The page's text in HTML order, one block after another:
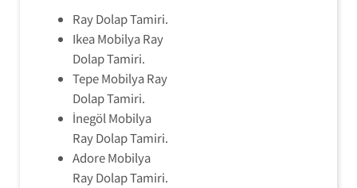
Ray Dolap Tamiri.
Ikea Mobilya Ray
Dolap Tamiri.
Tepe Mobilya Ray
Dolap Tamiri.
İnegöl Mobilya
Ray Dolap Tamiri.
Adore Mobilya
Ray Dolap Tamiri.